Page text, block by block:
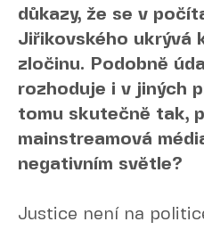
důkazy, že se v
Jiřikovského ukrývá
zločinu. Podobně
rozhoduje i v jiných
tomu skutečně tak,
mainstreamová
negativním světle?
Justice není na